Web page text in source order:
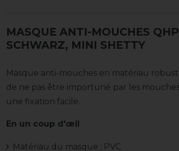
MASQUE ANTI-MOUCHES
SCHWARZ, MINI SHETTY
Masque anti-mouches en matériau
de ne pas être importuné par les
une fixation facile.
En un coup d'œil
Matériau du masque : PVC